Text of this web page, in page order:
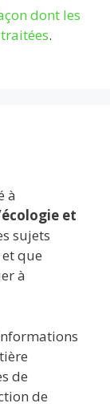
dont les
.
à
et
sujets
que
à
de
de